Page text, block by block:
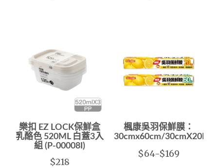
樂扣 EZ LOCK保鮮盒
乳酪色 520ML 白蓋3入
組 (P-00008I)
$218
楓康吳羽保鮮膜：
30cmx60cm/30cmX20M(
$64-$169